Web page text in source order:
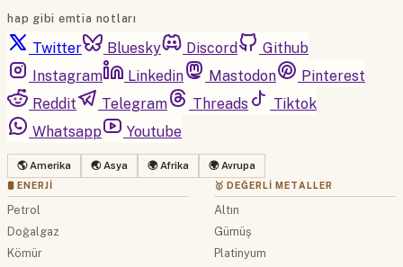
hap gibi emtia notları
Twitter Bluesky Discord
Github
Instagram
Linkedin Mastodon
Pinterest
Reddit
Telegram Threads
Tiktok
Whatsapp
Youtube
🌎 Amerika 🌏 Asya 🌍 Afrika 🌍 Avrupa
🛢 ENERJI
Petrol
Doğalgaz
Kömür
🥇 DEĞERLI METALLER
Altın
Gümüş
Platinyum